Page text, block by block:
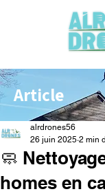
Article
🧼
homes en
alrdrones56
26 juin 2025 2 min